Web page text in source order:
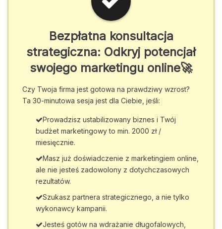
Bezpłatna konsultacja
strategiczna: Odkryj potencjał
swojego marketingu online🚀
Czy Twoja firma jest gotowa na prawdziwy wzrost?
Ta 30-minutowa sesja jest dla Ciebie, jeśli:
Prowadzisz ustabilizowany biznes i Twój
budżet marketingowy to min. 2000 zł /
miesięcznie.
Masz już doświadczenie z marketingiem online,
ale nie jesteś zadowolony z dotychczasowych
rezultatów.
Szukasz partnera strategicznego, a nie tylko
wykonawcy kampanii.
Jesteś gotów na wdrażanie długofalowych,